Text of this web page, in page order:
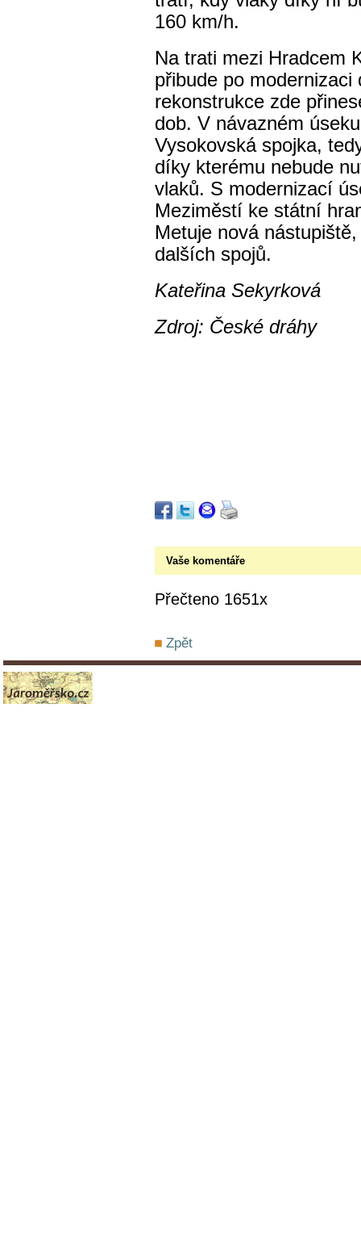
160 km/h.
Na trati mezi Hradcem
přibude po
rekonstrukce zde
dob. V návazném
Vysokovská spojka,
díky kterému nebude
vlaků. S modernizací
Meziměstí ke státní
Metuje nová
dalších spojů.
Kateřina Sekyrková
Zdroj: České dráhy
Vaše komentáře
Přečteno 1651x
Zpět